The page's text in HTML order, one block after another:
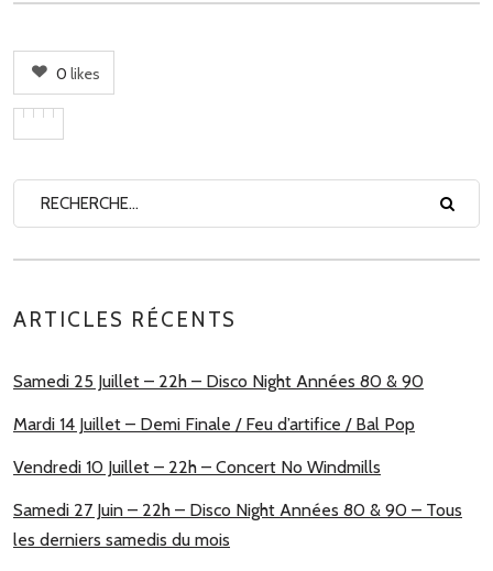
0 likes
ARTICLES RÉCENTS
Samedi 25 Juillet – 22h – Disco Night Années 80 & 90
Mardi 14 Juillet – Demi Finale / Feu d’artifice / Bal Pop
Vendredi 10 Juillet – 22h – Concert No Windmills
Samedi 27 Juin – 22h – Disco Night Années 80 & 90 – Tous
les derniers samedis du mois